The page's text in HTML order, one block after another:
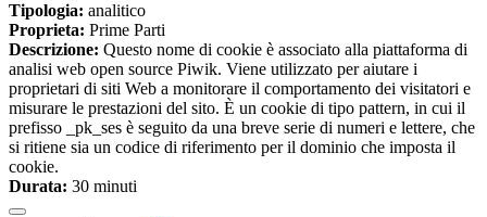
Tipologia: analitico
Proprieta: Prime Parti
Descrizione: Questo nome di cookie è associato alla piattaforma di
analisi web open source Piwik. Viene utilizzato per aiutare i
proprietari di siti Web a monitorare il comportamento dei visitatori e
misurare le prestazioni del sito. È un cookie di tipo pattern, in cui il
prefisso _pk_ses è seguito da una breve serie di numeri e lettere, che
si ritiene sia un codice di riferimento per il dominio che imposta il
cookie.
Durata: 30 minuti